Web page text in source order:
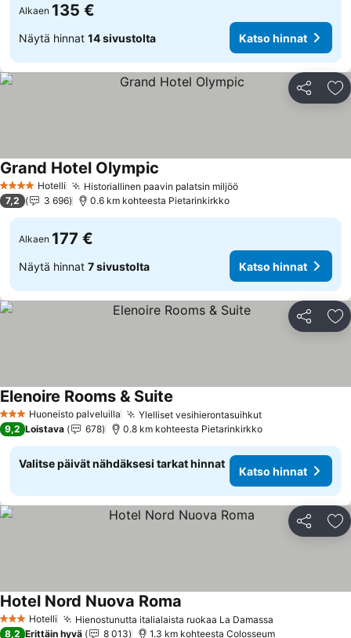
Alkaen 135 €
Näytä hinnat 14 sivustolta Katso hinnat
Jaa
4 Tähtiluokitus
Hotelli Historiallinen paavin palatsin miljööKatso hinnat
Grand Hotel Olympic
7,2 3 696 0.6 km kohteesta Pietarinkirkko
Alkaen 177 €
Näytä hinnat 7 sivustolta Katso hinnat
Jaa
3 Tähtiluokitus
Huoneisto palveluilla Ylelliset vesihierontasuihkutKatso hinnat
Elenoire Rooms & Suite
9,2 Loistava 678 0.8 km kohteesta Pietarinkirkko
Valitse päivät nähdäksesi tarkat hinnat
Katso hinnat
Jaa
3 Tähtiluokitus
Hotelli Hienostunutta italialaista ruokaa La Damassa
Hotel Nord Nuova Roma
8,2 Erittäin hyvä 8 013 1.3 km kohteesta Colosseum